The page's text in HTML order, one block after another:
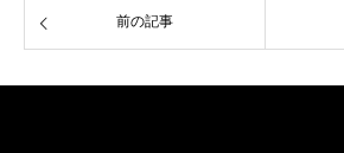
前の記事